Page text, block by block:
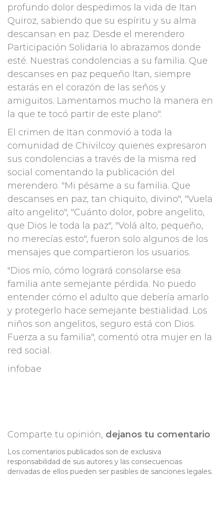
profundo dolor despedimos la vida de Itan
Quiroz, sabiendo que su espíritu y su alma
descansan en paz. Desde el merendero
Participación Solidaria lo abrazamos donde
esté. Nuestras condolencias a su familia. Que
descanses en paz pequeño Itan, siempre
estarás en el corazón de las seños y
amiguitos. Lamentamos mucho la manera en
la que te tocó partir de este plano".
El crimen de Itan conmovió a toda la
comunidad de Chivilcoy quienes expresaron
sus condolencias a través de la misma red
social comentando la publicación del
merendero. "Mi pésame a su familia. Que
descanses en paz, tan chiquito, divino", "Vuela
alto angelito", "Cuánto dolor, pobre angelito,
que Dios le toda la paz", "Volá alto, pequeño,
no merecías esto", fueron solo algunos de los
mensajes que compartieron los usuarios.
"Dios mío, cómo logrará consolarse esa
familia ante semejante pérdida. No puedo
entender cómo el adulto que debería amarlo
y protegerlo hace semejante bestialidad. Los
niños son angelitos, seguro está con Dios.
Fuerza a su familia", comentó otra mujer en la
red social.
infobae
Comparte tu opinión, dejanos tu comentario
Los comentarios publicados son de exclusiva
responsabilidad de sus autores y las consecuencias
derivadas de ellos pueden ser pasibles de sanciones legales.